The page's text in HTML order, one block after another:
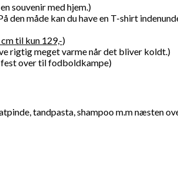
souvenir med hjem.)
måde kan du have en T-shirt
til kun 129,-)
rigtig meget varme når det bliver koldt.)
fest over til fodboldkampe)
tandpasta, shampoo m.m næsten